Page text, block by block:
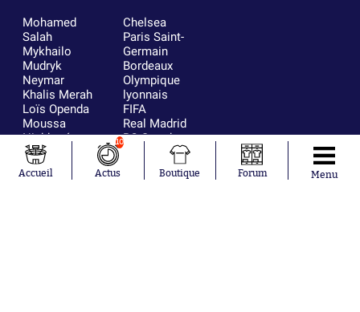
Mohamed
Salah
Mykhailo
Mudryk
Neymar
Khalis Merah
Loïs Openda
Moussa
Niakhaté
Nicolás
Tagliafico
Pavel Šulc
Chelsea
Paris Saint-
Germain
Bordeaux
Olympique
lyonnais
FIFA
Real Madrid
RC Strasbourg
AC Milan
RC Lens
Accueil
10
Actus Boutique Forum Menu